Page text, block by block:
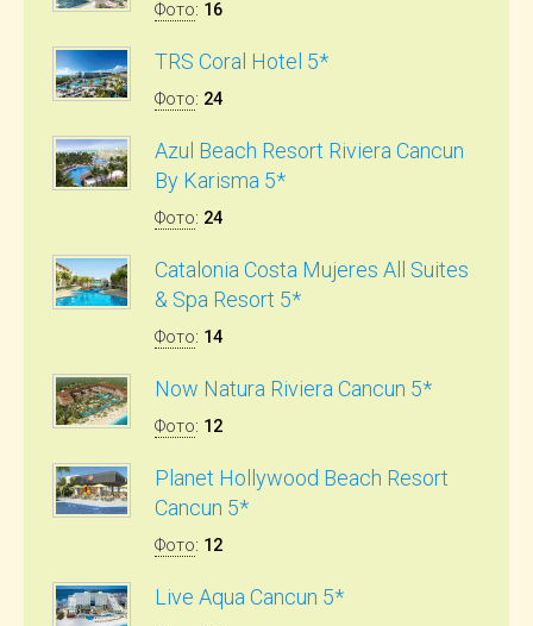
Фото: 16
TRS Coral Hotel 5*
Фото: 24
Azul Beach Resort Riviera Cancun
By Karisma 5*
Фото: 24
Catalonia Costa Mujeres All Suites
& Spa Resort 5*
Фото: 14
Now Natura Riviera Cancun 5*
Фото: 12
Planet Hollywood Beach Resort
Cancun 5*
Фото: 12
Live Aqua Cancun 5*